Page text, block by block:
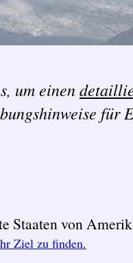
um einen
für
Staaten von
Ziel zu finden.